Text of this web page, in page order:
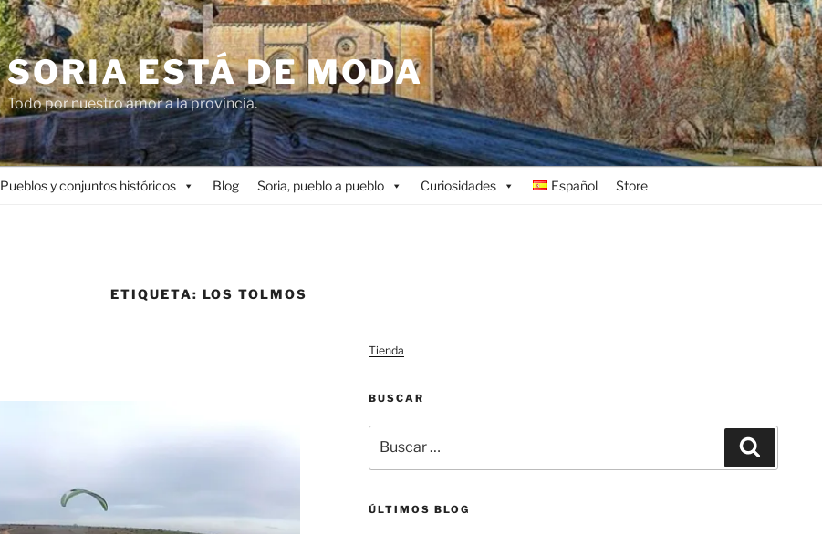
SORIA ESTÁ DE MODA
Todo por nuestro amor a la provincia.
Pueblos y conjuntos históricos Blog Soria, pueblo a pueblo Curiosidades Español Store
ETIQUETA: LOS TOLMOS
Tienda
BUSCAR
por:
ÚLTIMOS BLOG